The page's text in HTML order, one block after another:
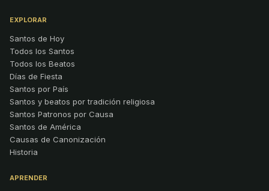
EXPLORAR
Santos de Hoy
Todos los Santos
Todos los Beatos
Días de Fiesta
Santos por País
Santos y beatos por tradición religiosa
Santos Patronos por Causa
Santos de América
Causas de Canonización
Historia
APRENDER